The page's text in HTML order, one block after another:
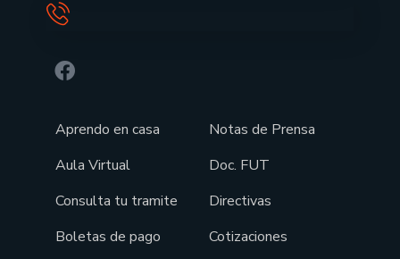
Aprendo en casa
Aula Virtual
Consulta tu tramite
Boletas de pago
Notas de Prensa
Doc. FUT
Directivas
Cotizaciones